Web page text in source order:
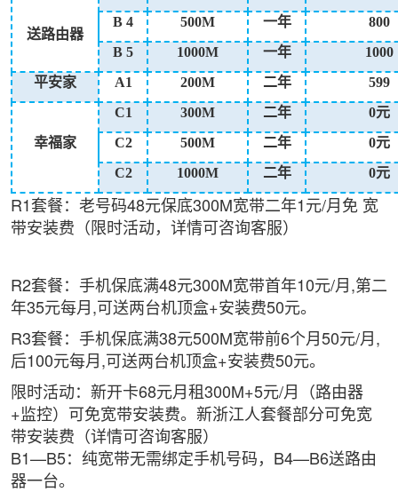
送路由器
B 4 500M 一年
800
B 5 1000M 一年
1000
平安家
A1 200M 二年 599
幸福家
C1 300M 二年
0元
C2
500M 二年
0元
C2
1000M 二年 0元
R1套餐：老号码48元保底300M宽带二年1元/月免 宽
带安装费（限时活动，详情可咨询客服）
R2套餐：手机保底满48元300M宽带首年10元/月,第二
年35元每月,可送两台机顶盒+安装费50元。
R3套餐：手机保底满38元500M宽带前6个月50元/月,
后100元每月,可送两台机顶盒+安装费50元。
限时活动：新开卡68元月租300M+5元/月（路由器
+监控）可免宽带安装费。新浙江人套餐部分可免宽
带安装费（详情可咨询客服）
B1—B5：纯宽带无需绑定手机号码，B4—B6送路由
器一台。